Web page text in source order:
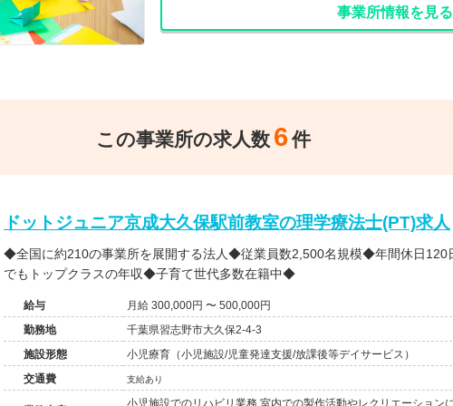
事業所情報を見る
この事業所の求人数 6 件
ドットジュニア京成大久保駅前教室の理学療法士(PT)求人
◆全国に約210の事業所を展開する法人◆従業員数2,500名規模◆年間休日
でもトップクラスの年収◆子育て世代多数在籍中◆
給与
月給 300,000円 〜 500,000円
勤務地
千葉県習志野市大久保2-4-3
施設形態
小児療育（小児施設/児童発達支援/放課後等デイサービス）
交通費
支給あり